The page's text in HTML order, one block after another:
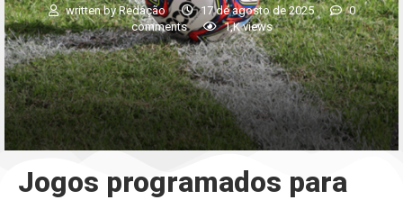
written byRedação 17 de agosto de 2025
0
comments
1,Kviews
Jogos programados para